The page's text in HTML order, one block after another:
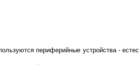
периферийные устройства -